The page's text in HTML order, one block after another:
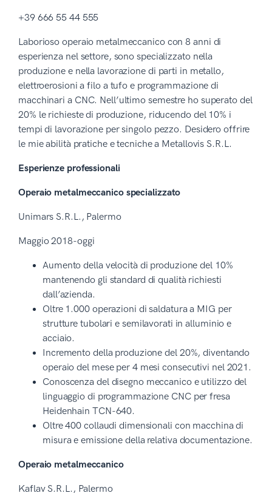
+39 666 55 44 555
Laborioso operaio metalmeccanico con 8 anni di
esperienza nel settore, sono specializzato nella
produzione e nella lavorazione di parti in metallo,
elettroerosioni a filo a tufo e programmazione di
macchinari a CNC. Nell’ultimo semestre ho superato del
20% le richieste di produzione, riducendo del 10% i
tempi di lavorazione per singolo pezzo. Desidero offrire
le mie abilità pratiche e tecniche a Metallovis S.R.L.
Esperienze professionali
Operaio metalmeccanico specializzato
Unimars S.R.L., Palermo
Maggio 2018-oggi
Aumento della velocità di produzione del 10%
mantenendo gli standard di qualità richiesti
dall’azienda.
Oltre 1.000 operazioni di saldatura a MIG per
strutture tubolari e semilavorati in alluminio e
acciaio.
Incremento della produzione del 20%, diventando
operaio del mese per 4 mesi consecutivi nel 2021.
Conoscenza del disegno meccanico e utilizzo del
linguaggio di programmazione CNC per fresa
Heidenhain TCN-640.
Oltre 400 collaudi dimensionali con macchina di
misura e emissione della relativa documentazione.
Operaio metalmeccanico
Kaflav S.R.L., Palermo